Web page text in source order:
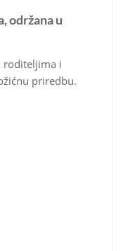
održana u
roditeljima i
priredbu.